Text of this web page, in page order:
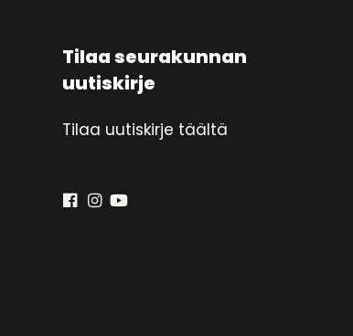
Tilaa seurakunnan
uutiskirje
Tilaa uutiskirje täältä